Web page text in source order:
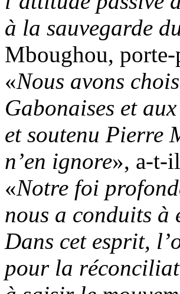
à la sauvegarde
Mboughou,
«Nous avons
Gabonaises et
et soutenu Pierre
n’en ignore», a-t-
«Notre foi
nous a conduits à
Dans cet esprit,
pour la